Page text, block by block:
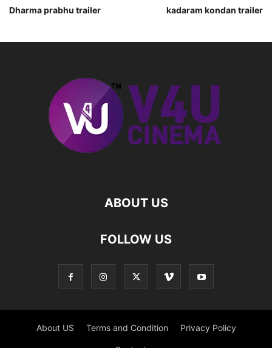
Dharma prabhu trailer kadaram kondan trailer
ABOUT US
FOLLOW US
About US Terms and Condition Privacy Policy